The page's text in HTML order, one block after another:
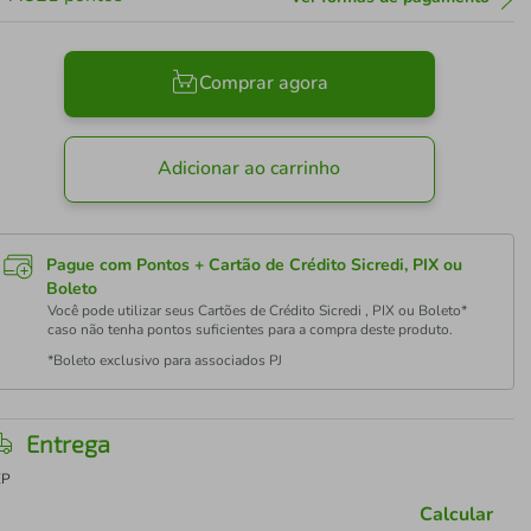
Comprar agora
Adicionar ao carrinho
Pague com Pontos + Cartão de Crédito Sicredi, PIX ou
Boleto
Você pode utilizar seus Cartões de Crédito Sicredi , PIX ou Boleto*
caso não tenha pontos suficientes para a compra deste produto.
*Boleto exclusivo para associados PJ
Entrega
Calcular